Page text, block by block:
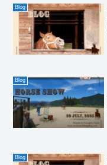
Blog
Blog
Blog